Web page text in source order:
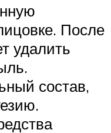
После
удалить
состав,